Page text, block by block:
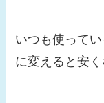
いつも使って
に変えると安く